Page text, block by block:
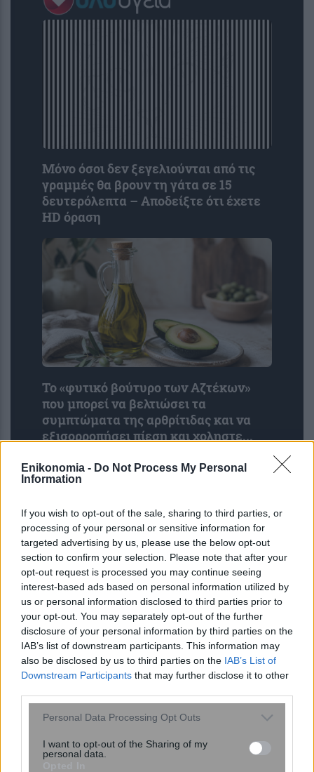
Enikonomia - Do Not Process My Personal
Information
If you wish to opt-out of the sale, sharing to third parties, or
processing of your personal or sensitive information for
targeted advertising by us, please use the below opt-out
section to confirm your selection. Please note that after your
opt-out request is processed you may continue seeing
interest-based ads based on personal information utilized by
us or personal information disclosed to third parties prior to
your opt-out. You may separately opt-out of the further
disclosure of your personal information by third parties on the
IAB’s list of downstream participants. This information may
also be disclosed by us to third parties on the IAB’s List of
Downstream Participants that may further disclose it to other
Please note that this website/app uses one or more Google
not limited to your visit or usage behaviour. You may click to
grant or deny consent to Google and its third-party tags to
Personal Data Processing Opt Outs
I want to opt-out of the Sharing of my
personal data.
Μόνο όσοι δεν ξεγελιούνται από τις
γραμμές θα βρουν τη γάτα σε 15
δευτερόλεπτα – Αποδείξτε ότι έχετε
HD όραση
Το «φυτικό βούτυρο των Αζτέκων»
που μπορεί να βελτιώσει τα
συμπτώματα της αρθρίτιδας και να
εξισορροπήσει πίεση και χοληστε...
Νέος σχεδιασμός καταλύτη βελτιώνει
την παραγωγή αμμωνίας
καταστέλλοντας ανεπιθύμητες
αντιδράσεις